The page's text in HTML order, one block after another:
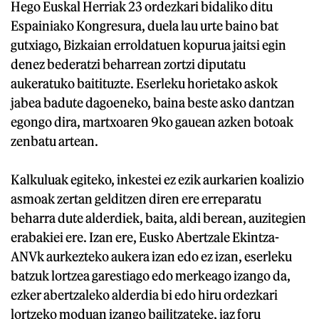
Hego Euskal Herriak 23 ordezkari bidaliko ditu
Espainiako Kongresura, duela lau urte baino bat
gutxiago, Bizkaian erroldatuen kopurua jaitsi egin
denez bederatzi beharrean zortzi diputatu
aukeratuko baitituzte. Eserleku horietako askok
jabea badute dagoeneko, baina beste asko dantzan
egongo dira, martxoaren 9ko gauean azken botoak
zenbatu artean.
Kalkuluak egiteko, inkestei ez ezik aurkarien koalizio
asmoak zertan gelditzen diren ere erreparatu
beharra dute alderdiek, baita, aldi berean, auzitegien
erabakiei ere. Izan ere, Eusko Abertzale Ekintza-
ANVk aurkezteko aukera izan edo ez izan, eserleku
batzuk lortzea garestiago edo merkeago izango da,
ezker abertzaleko alderdia bi edo hiru ordezkari
lortzeko moduan izango bailitzateke, iaz foru